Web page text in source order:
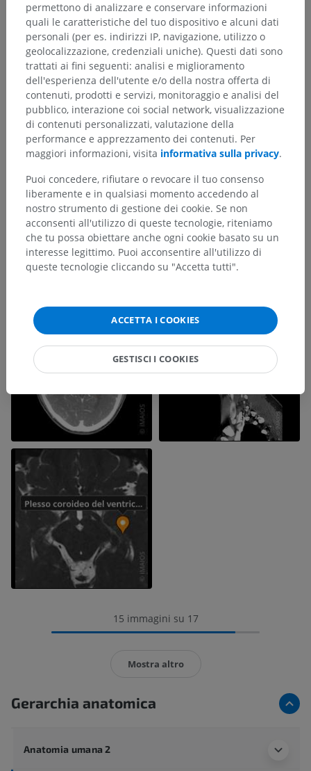
15 immagini su 17
Mostra altro
Gerarchia anatomica
Anatomia umana 2
permettono di analizzare e conservare informazioni
quali le caratteristiche del tuo dispositivo e alcuni dati
personali (per es. indirizzi IP, navigazione, utilizzo o
geolocalizzazione, credenziali uniche). Questi dati sono
trattati ai fini seguenti: analisi e miglioramento
dell'esperienza dell'utente e/o della nostra offerta di
contenuti, prodotti e servizi, monitoraggio e analisi del
pubblico, interazione coi social network, visualizzazione
di contenuti personalizzati, valutazione della
performance e apprezzamento dei contenuti. Per
maggiori informazioni, visita informativa sulla privacy.
Puoi concedere, rifiutare o revocare il tuo consenso
liberamente e in qualsiasi momento accedendo al
nostro strumento di gestione dei cookie. Se non
acconsenti all'utilizzo di queste tecnologie, riteniamo
che tu possa obiettare anche ogni cookie basato su un
interesse legittimo. Puoi acconsentire all'utilizzo di
queste tecnologie cliccando su "Accetta tutti".
ACCETTA I COOKIES
GESTISCI I COOKIES